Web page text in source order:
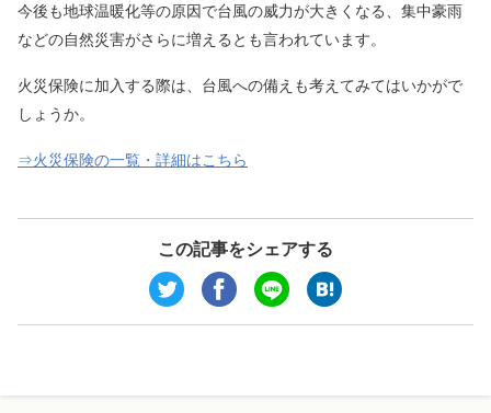
今後も地球温暖化等の原因で台風の威力が大きくなる、集中豪雨
などの自然災害がさらに増えるとも言われています。
火災保険に加入する際は、台風への備えも考えてみてはいかがで
しょうか。
⇒火災保険の一覧・詳細はこちら
この記事をシェアする